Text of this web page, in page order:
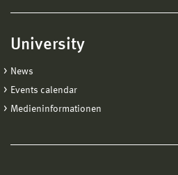
University
News
Events calendar
Medieninformationen